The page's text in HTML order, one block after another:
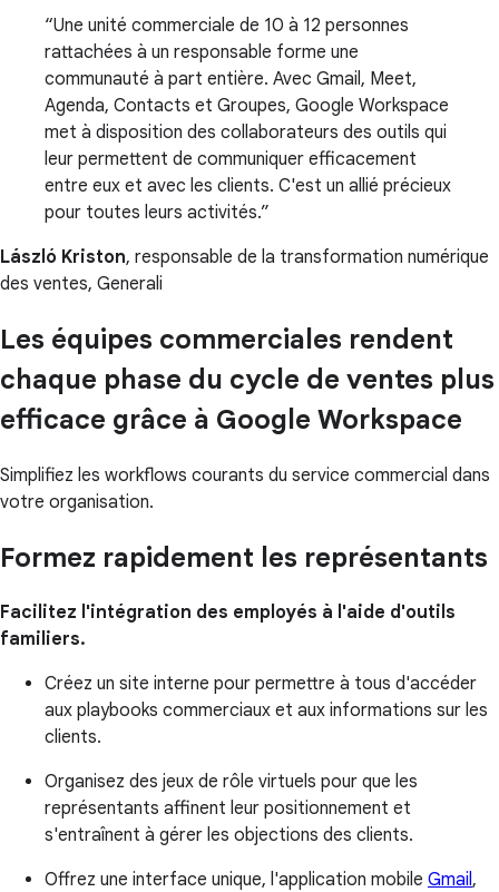
Une unité commerciale de 10 à 12 personnes
rattachées à un responsable forme une
communauté à part entière. Avec Gmail, Meet,
Agenda, Contacts et Groupes, Google Workspace
met à disposition des collaborateurs des outils qui
leur permettent de communiquer efficacement
entre eux et avec les clients. C'est un allié précieux
pour toutes leurs activités.
László Kriston, responsable de la transformation numérique
des ventes, Generali
Les équipes commerciales rendent
chaque phase du cycle de ventes plus
efficace grâce à Google Workspace
Simplifiez les workflows courants du service commercial dans
votre organisation.
Formez rapidement les représentants
Facilitez l'intégration des employés à l'aide d'outils
familiers.
Créez un site interne pour permettre à tous d'accéder
aux playbooks commerciaux et aux informations sur les
clients.
Organisez des jeux de rôle virtuels pour que les
représentants affinent leur positionnement et
s'entraînent à gérer les objections des clients.
Offrez une interface unique, l'application mobile Gmail,